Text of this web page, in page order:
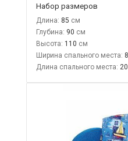
Набор размеров
Длина: 85
Глубина: 90
Высота: 110
Ширина спального места:
Длина спального места: